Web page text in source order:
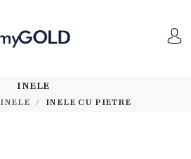
INELE
INELE INELE CU PIETRE